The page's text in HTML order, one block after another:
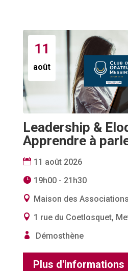
11
août
Leadership &
Apprendre à
11 août 2026
19h00 - 21h30
Maison des Associations
1 rue du Coetlosquet,
Démosthène
Plus d'informations